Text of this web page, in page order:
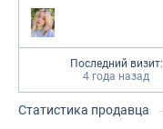
Последний визит:
4 года назад
Статистика продавца